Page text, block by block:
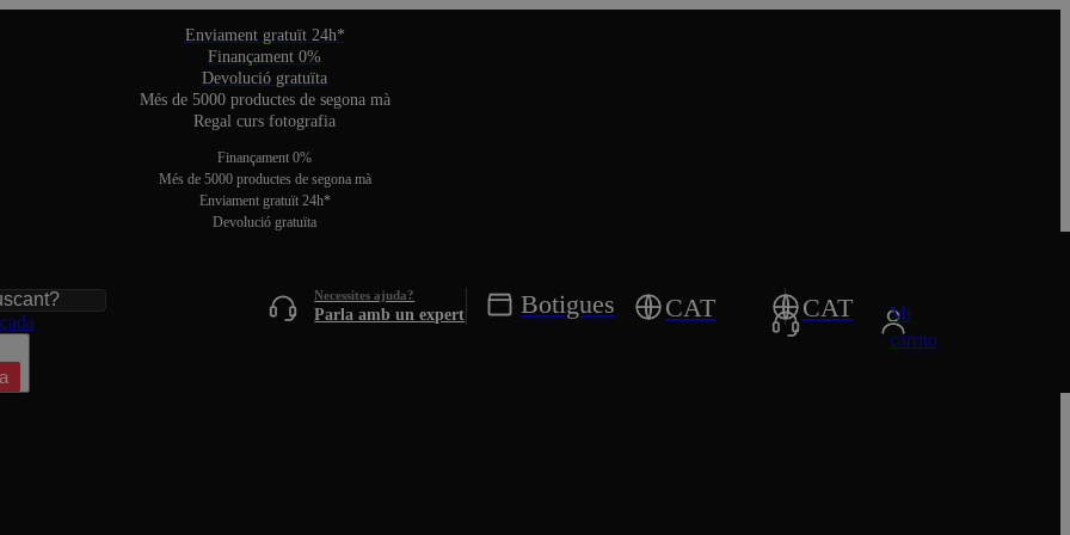
Enviament gratuït 24h*
Finançament 0%
Devolució gratuïta
Més de 5000 productes de segona mà
Regal curs fotografia
Finançament 0%
Més de 5000 productes de segona mà
Enviament gratuït 24h*
Devolució gratuïta
Parla amb un expert Botigues CAT CAT
Mi
carrito